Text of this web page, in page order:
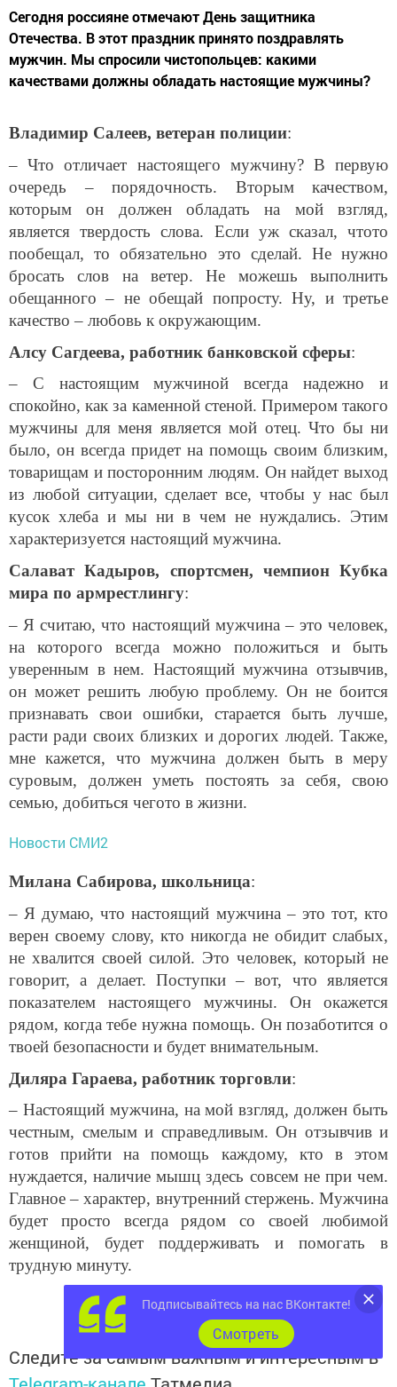
Сегодня россияне отмечают День защитника
Отечества. В этот праздник принято поздравлять
мужчин. Мы спросили чистопольцев: какими
качествами должны обладать настоящие мужчины?
Владимир Салеев, ветеран полиции:
– Что отличает настоящего мужчину? В первую
очередь – порядочность. Вторым качеством,
которым он должен обладать на мой взгляд,
является твердость слова. Если уж сказал, что­то
пообещал, то обязательно это сделай. Не нужно
бросать слов на ветер. Не можешь выполнить
обещанного – не обещай попросту. Ну, и третье
качество – любовь к окружающим.
Алсу Сагдеева, работник банковской сферы:
– С настоящим мужчиной всегда надежно и
спокойно, как за каменной стеной. Примером такого
мужчины для меня является мой отец. Что бы ни
было, он всегда придет на помощь своим близким,
товарищам и посторонним людям. Он найдет выход
из любой ситуации, сделает все, чтобы у нас был
кусок хлеба и мы ни в чем не нуждались. Этим
характеризуется настоящий мужчина.
Салават Кадыров, спортсмен, чемпион Кубка
мира по армрестлингу:
– Я считаю, что настоящий мужчина – это человек,
на которого всегда можно положиться и быть
уверенным в нем. Настоящий мужчина отзывчив,
он может решить любую проблему. Он не боится
признавать свои ошибки, старается быть лучше,
расти ради своих близких и дорогих людей. Также,
мне кажется, что мужчина должен быть в меру
суровым, должен уметь постоять за себя, свою
семью, добиться чего­то в жизни.
Новости СМИ2
Милана Сабирова, школьница:
– Я думаю, что настоящий мужчина – это тот, кто
верен своему слову, кто никогда не обидит слабых,
не хвалится своей силой. Это человек, который не
говорит, а делает. Поступки – вот, что является
показателем настоящего мужчины. Он окажется
рядом, когда тебе нужна помощь. Он позаботится о
твоей безопасности и будет внимательным.
Диляра Гараева, работник торговли:
– Настоящий мужчина, на мой взгляд, должен быть
честным, смелым и справедливым. Он отзывчив и
готов прийти на помощь каждому, кто в этом
нуждается, наличие мышц здесь совсем не при чем.
Главное – характер, внутренний стержень. Мужчина
будет просто всегда рядом со своей любимой
женщиной, будет поддерживать и помогать в
трудную минуту.
Следите за самым важным и интересным в
Подписывайтесь на нас ВКонтакте!
Cмотреть